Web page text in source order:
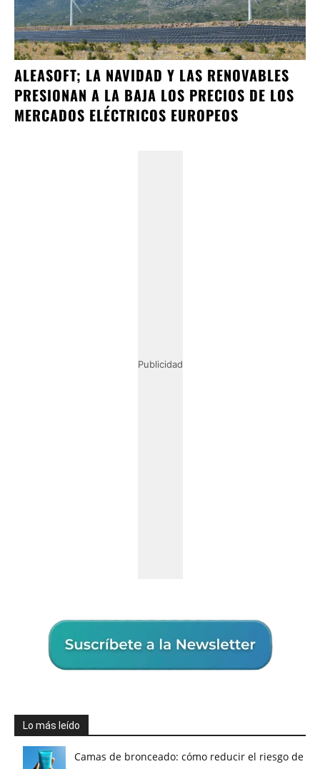
ALEASOFT; LA NAVIDAD Y LAS RENOVABLES
PRESIONAN A LA BAJA LOS PRECIOS DE LOS
MERCADOS ELÉCTRICOS EUROPEOS
Publicidad
Lo más leído
Camas de bronceado: cómo reducir el riesgo de